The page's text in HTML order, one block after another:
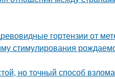
гортензии от
стимулирования
но точный способ